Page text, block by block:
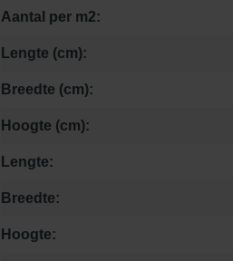
Aantal per m2:
Lengte (cm):
Breedte (cm):
Hoogte (cm):
Lengte:
Breedte:
Hoogte: